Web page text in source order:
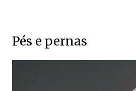
Pés e pernas